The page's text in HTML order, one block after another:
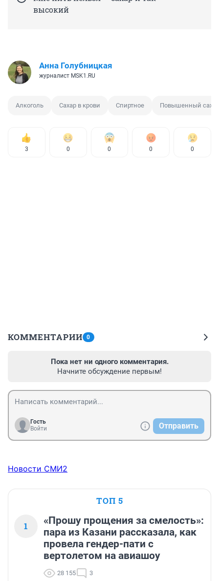
высокий
Анна Голубницкая
журналист MSK1.RU
Алкоголь Сахар в крови Спиртное Повышенный
3 0 0 0 0
КОММЕНТАРИИ 0
Пока нет ни одного комментария.
Начните обсуждение первым!
Гость
Войти
Отправить
Новости СМИ2
ТОП 5
1
«Прошу прощения за смелость»:
пара из Казани рассказала, как
провела гендер-пати с
вертолетом на авиашоу
28 155 3